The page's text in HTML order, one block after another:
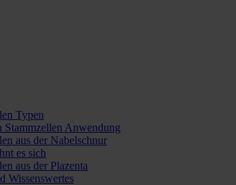
Typen
Stammzellen Anwendung
aus der Nabelschnur
es sich
aus der Plazenta
Wissenswertes